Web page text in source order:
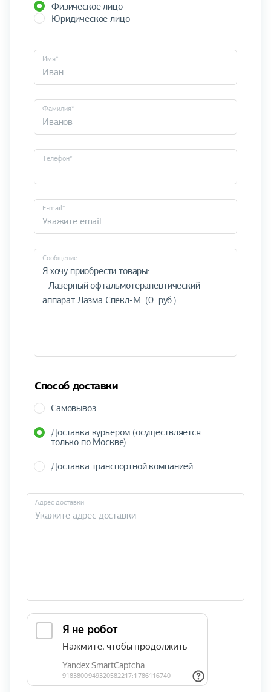
Физическое лицо
Юридическое лицо
Имя*
Фамилия*
Телефон*
E-mail*
Cообщение
Способ доставки
Самовывоз
Доставка курьером (осуществляется
только по Москве)
Доставка транспортной компанией
Адрес доставки